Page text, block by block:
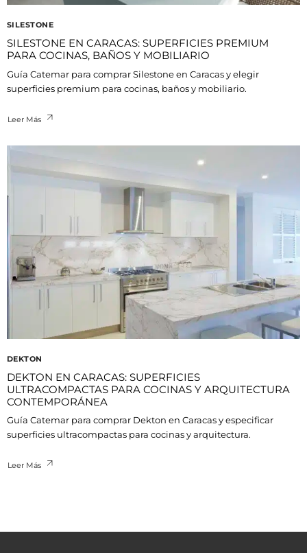
SILESTONE
SILESTONE EN CARACAS: SUPERFICIES PREMIUM
PARA COCINAS, BAÑOS Y MOBILIARIO
Guía Catemar para comprar Silestone en Caracas y elegir
superficies premium para cocinas, baños y mobiliario.
Leer Más
DEKTON
DEKTON EN CARACAS: SUPERFICIES
ULTRACOMPACTAS PARA COCINAS Y ARQUITECTURA
CONTEMPORÁNEA
Guía Catemar para comprar Dekton en Caracas y especificar
superficies ultracompactas para cocinas y arquitectura.
Leer Más